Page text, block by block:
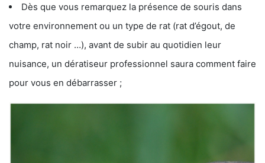
Dès que vous remarquez la présence de souris dans
votre environnement ou un type de rat (rat d’égout, de
champ, rat noir …), avant de subir au quotidien leur
nuisance, un dératiseur professionnel saura comment faire
pour vous en débarrasser ;